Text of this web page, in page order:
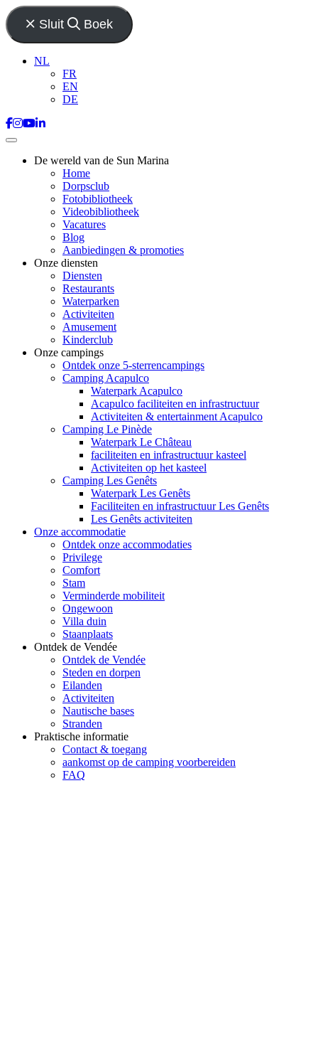
Sluit Boek
NL
FR
EN
DE
De wereld van de Sun Marina
Home
Dorpsclub
Fotobibliotheek
Videobibliotheek
Vacatures
Blog
Aanbiedingen & promoties
Onze diensten
Diensten
Restaurants
Waterparken
Activiteiten
Amusement
Kinderclub
Onze campings
Ontdek onze 5-sterrencampings
Camping Acapulco
Waterpark Acapulco
Acapulco faciliteiten en infrastructuur
Activiteiten & entertainment Acapulco
Camping Le Pinède
Waterpark Le Château
faciliteiten en infrastructuur kasteel
Activiteiten op het kasteel
Camping Les Genêts
Waterpark Les Genêts
Faciliteiten en infrastructuur Les Genêts
Les Genêts activiteiten
Onze accommodatie
Ontdek onze accommodaties
Privilege
Comfort
Stam
Verminderde mobiliteit
Ongewoon
Villa duin
Staanplaats
Ontdek de Vendée
Ontdek de Vendée
Steden en dorpen
Eilanden
Activiteiten
Nautische bases
Stranden
Praktische informatie
Contact & toegang
aankomst op de camping voorbereiden
FAQ